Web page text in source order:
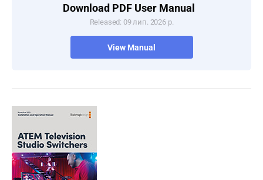
Download PDF User Manual
Released: 09 лип. 2026 р.
View Manual